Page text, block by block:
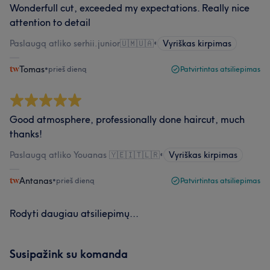
Wonderfull cut, exceeded my expectations. Really nice
attention to detail
Paslaugą atliko serhii.junior🇺🇲🇺🇦• Vyriškas kirpimas
Tomas•prieš dieną Patvirtintas atsiliepimas
Good atmosphere, professionally done haircut, much
thanks!
Paslaugą atliko Youanas 🇾🇪🇮🇹🇱🇷• Vyriškas kirpimas
Antanas•prieš dieną Patvirtintas atsiliepimas
Rodyti daugiau atsiliepimų...
Susipažink su komanda